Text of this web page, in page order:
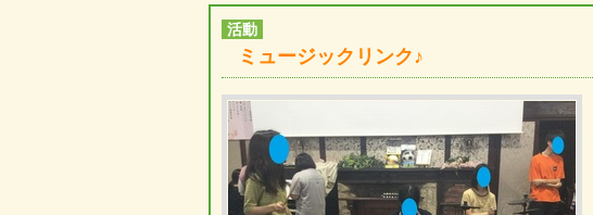
活動
ミュージックリンク♪